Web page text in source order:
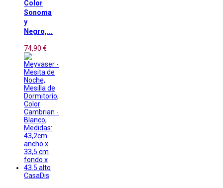
Color
Sonoma
y
Negro,...
74,90 €
CasaDis